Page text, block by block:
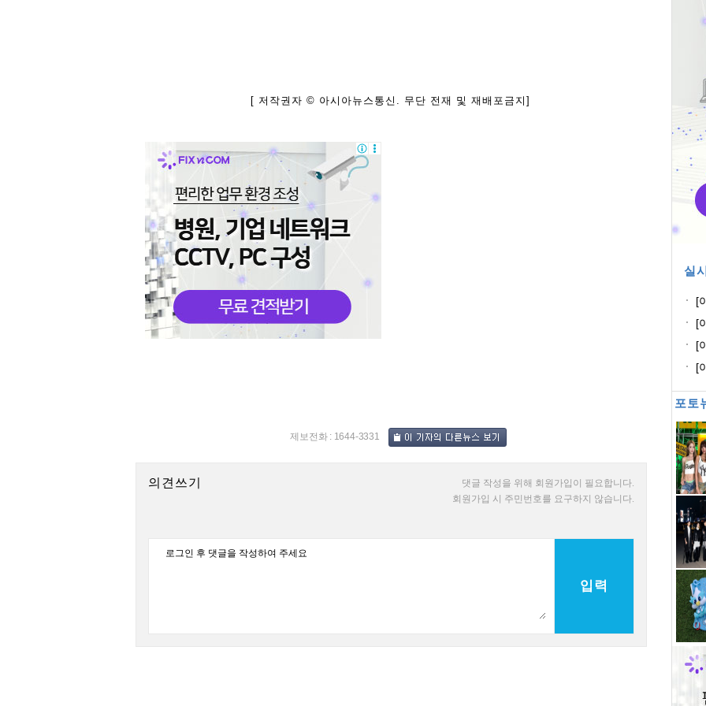
[ 저작권자 © 아시아뉴스통신. 무단 전재 및 재배포금지]
제보전화 : 1644-3331
의견쓰기
댓글 작성을 위해 회원가입이 필요합니다.
회원가입 시 주민번호를 요구하지 않습니다.
입력
실
[
[
[
[
포토